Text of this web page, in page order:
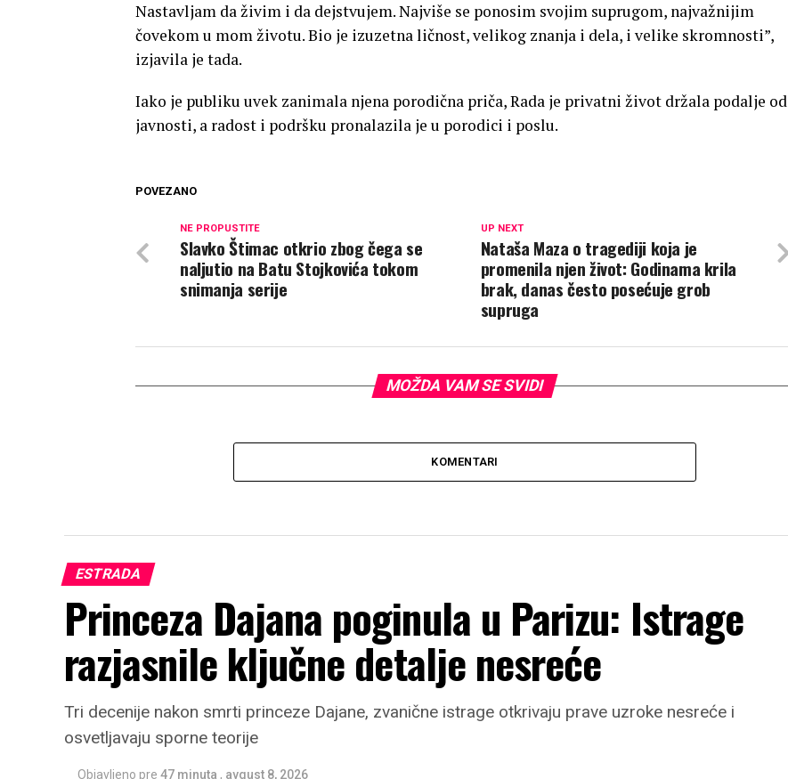
Nastavljam da živim i da dejstvujem. Najviše se ponosim svojim suprugom, najvažnijim
čovekom u mom životu. Bio je izuzetna ličnost, velikog znanja i dela, i velike skromnosti”,
izjavila je tada.
Iako je publiku uvek zanimala njena porodična priča, Rada je privatni život držala podalje od
javnosti, a radost i podršku pronalazila je u porodici i poslu.
POVEZANO
UP NEXT
Nataša Maza o tragediji koja je
promenila njen život: Godinama krila
brak, danas često posećuje grob
supruga
NE PROPUSTITE
Slavko Štimac otkrio zbog čega se
naljutio na Batu Stojkovića tokom
snimanja serije
MOŽDA VAM SE SVIDI
KOMENTARI
ESTRADA
Princeza Dajana poginula u Parizu: Istrage
razjasnile ključne detalje nesreće
Tri decenije nakon smrti princeze Dajane, zvanične istrage otkrivaju prave uzroke nesreće i
osvetljavaju sporne teorije
Objavljeno pre 47 minuta , avgust 8, 2026